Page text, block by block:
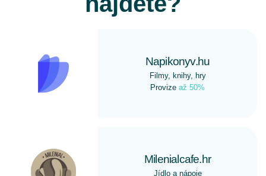
Napikonyv.hu
Filmy, knihy, hry
Provize až 50%
Milenialcafe.hr
Jídlo a nápoje